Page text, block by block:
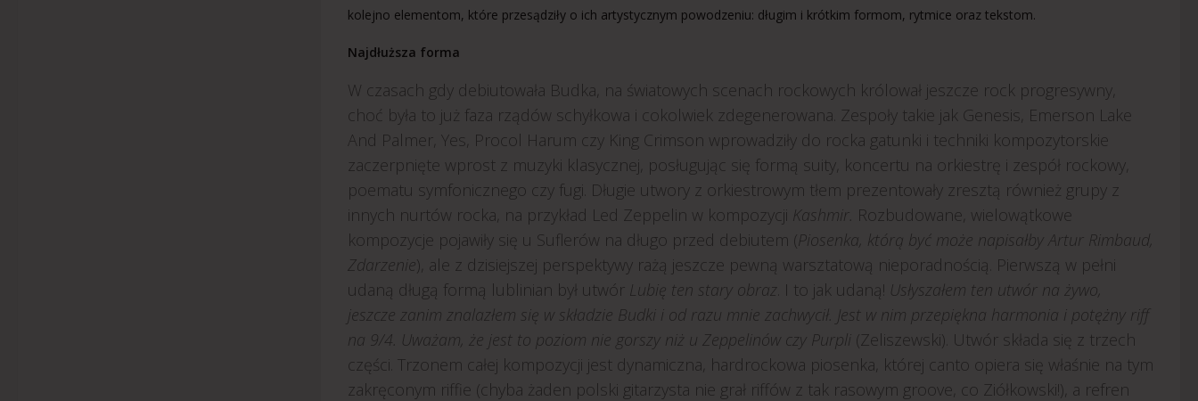
kolejno elementom, które przesądziły o ich artystycznym powodzeniu: długim i krótkim formom, rytmice oraz tekstom.
Najdłuższa forma
W czasach gdy debiutowała Budka, na światowych scenach rockowych królował jeszcze rock progresywny,
choć była to już faza rządów schyłkowa i cokolwiek zdegenerowana. Zespoły takie jak Genesis, Emerson Lake
And Palmer, Yes, Procol Harum czy King Crimson wprowadziły do rocka gatunki i techniki kompozytorskie
zaczerpnięte wprost z muzyki klasycznej, posługując się formą suity, koncertu na orkiestrę i zespół rockowy,
poematu symfonicznego czy fugi. Długie utwory z orkiestrowym tłem prezentowały zresztą również grupy z
innych nurtów rocka, na przykład Led Zeppelin w kompozycji Kashmir. Rozbudowane, wielowątkowe
kompozycje pojawiły się u Suflerów na długo przed debiutem (Piosenka, którą być może napisałby Artur Rimbaud,
Zdarzenie), ale z dzisiejszej perspektywy rażą jeszcze pewną warsztatową nieporadnością. Pierwszą w pełni
udaną długą formą lublinian był utwór Lubię ten stary obraz . I to jak udaną! Usłyszałem ten utwór na żywo,
jeszcze zanim znalazłem się w składzie Budki i od razu mnie zachwycił. Jest w nim przepiękna harmonia i potężny riff
na 9/4. Uważam, że jest to poziom nie gorszy niż u Zeppelinów czy Purpli (Zeliszewski). Utwór składa się z trzech
części. Trzonem całej kompozycji jest dynamiczna, hardrockowa piosenka, której canto opiera się właśnie na tym
zakręconym riffie (chyba żaden polski gitarzysta nie grał riffów z tak rasowym groove, co Ziółkowski!), a refren